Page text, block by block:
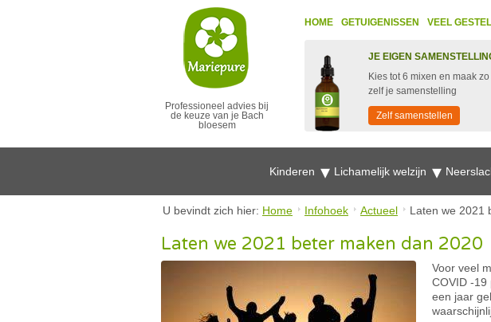
Professioneel advies bij
de keuze van je Bach
bloesem
HOME GETUIGENISSEN VEEL
JE EIGEN
Kies tot 6 mixen en maak zo
zelf je samenstelling
Zelf samenstellen
Kinderen Lichamelijk welzijn
U bevindt zich hier: Home Infohoek Actueel Laten we 2021
Laten we 2021 beter maken dan 2020
Voor veel
COVID -19
een jaar